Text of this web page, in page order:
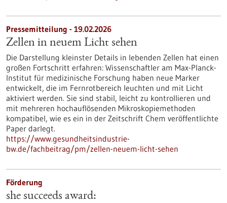
Pressemitteilung - 19.02.2026
Zellen in neuem Licht sehen
Die Darstellung kleinster Details in lebenden Zellen hat einen
großen Fortschritt erfahren: Wissenschaftler am Max-Planck-
Institut für medizinische Forschung haben neue Marker
entwickelt, die im Fernrotbereich leuchten und mit Licht
aktiviert werden. Sie sind stabil, leicht zu kontrollieren und
mit mehreren hochauflösenden Mikroskopiemethoden
kompatibel, wie es ein in der Zeitschrift Chem veröffentlichte
Paper darlegt.
https://www.gesundheitsindustrie-
bw.de/fachbeitrag/pm/zellen-neuem-licht-sehen
Förderung
she succeeds award: